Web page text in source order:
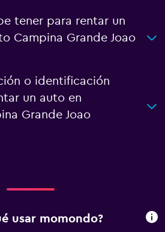
tener para rentar un
Campina Grande Joao
o identificación
un auto en
Grande Joao
usar momondo?